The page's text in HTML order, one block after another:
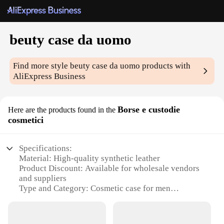
beuty case da uomo
Find more stylebeuty case da uomo products with
AliExpress Business
Here are the products found in the Borse e custodie
cosmetici
Specifications:
Material: High-quality synthetic leather
Product Discount: Available for wholesale vendors
and suppliers
Type and Category: Cosmetic case for men